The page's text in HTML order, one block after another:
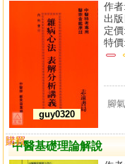
guy0320
作者:
出
定價:
特價:
腳
中醫基礎理論解說
購買
比較